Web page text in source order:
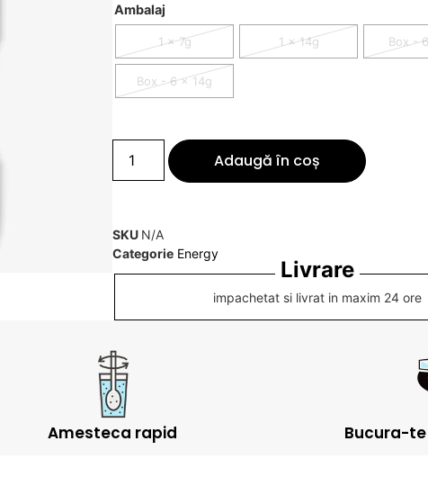
Ambalaj
1 x 7g 1 x 14g Box -
Box - 6 x 14g
Adaugă în coș
SKU N/A
Categorie Energy
Livrare
impachetat si livrat in maxim 24 ore
Amesteca rapid Bucura-